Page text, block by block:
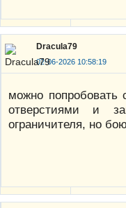
Dracula79
02-06-2026 10:58:19
можно
отверстиями и
ограничителя, но